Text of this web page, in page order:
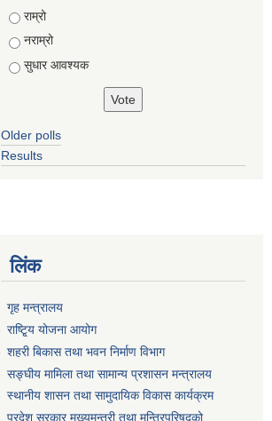
राम्रो
नराम्रो
सुधार आवश्यक
Older polls
Results
लिंक
गृह मन्त्रालय
राष्टि्ृय योजना आयोग
शहरी बिकास तथा भवन निर्माण विभाग
सङ्घीय मामिला तथा सामान्य प्रशासन मन्त्रालय
स्थानीय शासन तथा सामुदायिक विकास कार्यक्रम
प्रदेश सरकार मुख्यमन्त्री तथा मन्त्रिपरिषद्को